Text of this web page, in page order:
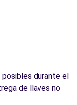
posibles durante el
de llaves no